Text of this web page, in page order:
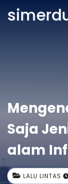
Saja
alam
LALU LINTAS